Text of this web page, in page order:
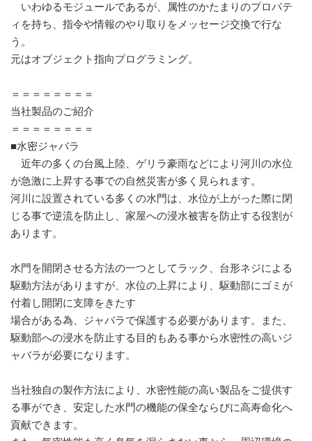
いわゆるモジュールであるが、属性のかたまりのプロパテ
ィを持ち、指令や情報のやり取りをメッセージ交換で行な
う。
元はオブジェクト指向プログラミング。
＝＝＝＝＝＝＝＝
当社製品のご紹介
＝＝＝＝＝＝＝＝
■水密ジャバラ
近年の多くの台風上陸、ゲリラ豪雨などにより河川の水位
が急激に上昇する事での自然災害が多く見られます。
河川に設置されている多くの水門は、水位が上がった際に閉
じる事で逆流を防止し、家屋への浸水被害を防止する役割が
あります。
水門を開閉させる方法の一つとしてラック、台形ネジによる
駆動方法がありますが、水位の上昇により、駆動部にゴミが
付着し開閉に支障をきたす
場合がある為、ジャバラで保護する必要があります。また、
駆動部への浸水を防止する目的もある事から水密性の高いジ
ャバラが必要になります。
当社独自の製作方法により、水密性能の高い製品をご提供す
る事ができ、安定した水門の機能の保全ならびに高寿命化へ
貢献できます。